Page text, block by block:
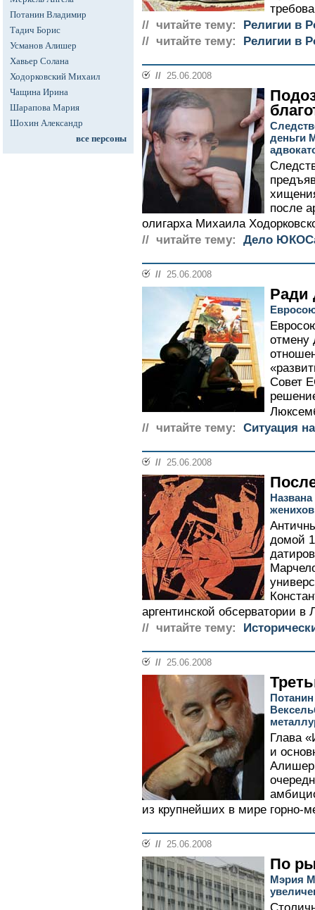
Потанин Владимир
Тадич Борис
Усманов Алишер
Хавьер Солана
Ходорковский Михаил
Чащина Ирина
Шарапова Мария
Шохин Александр
все персоны
// читайте тему:
Религии в
// читайте тему:
Религии в
// 25.06.2008
деньги
после
олигарха Михаила
// читайте тему:
Дело
// 25.06.2008
Ради
отмену
Совет
// читайте тему:
Ситуация
// 25.06.2008
домой
аргентинской обсерватории в
// читайте тему:
// 25.06.2008
Глава
и
Алишер
из крупнейших в мире горно-
// 25.06.2008
По
Мэрия